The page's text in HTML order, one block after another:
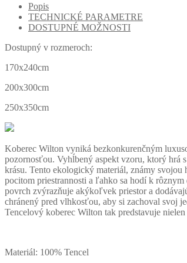
Popis
TECHNICKÉ PARAMETRE
DOSTUPNÉ MOŽNOSTI
Dostupný v rozmeroch:
170x240cm
200x300cm
250x350cm
Koberec Wilton vyniká bezkonkurenčným
pozornosťou. Vyhĺbený aspekt vzoru, ktorý hrá
krásu. Tento ekologický materiál, známy
pocitom priestrannosti a ľahko sa hodí k
povrch zvýrazňuje akýkoľvek priestor a
chránený pred vlhkosťou, aby si zachoval svoj
Tencelový koberec Wilton tak predstavuje
Materiál: 100% Tencel